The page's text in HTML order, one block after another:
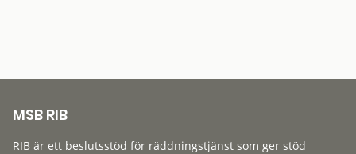
MSB RIB
RIB är ett beslutsstöd för räddningstjänst som ger stöd